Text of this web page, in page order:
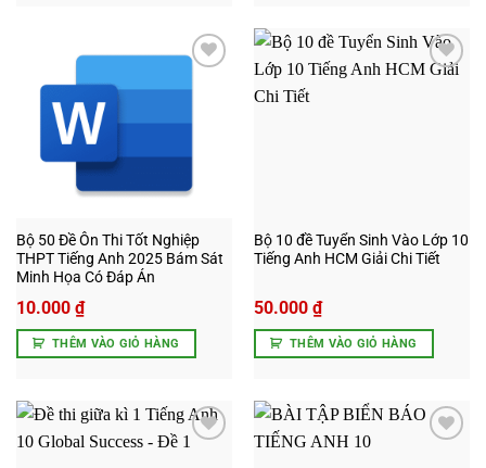
Bộ 50 Đề Ôn Thi Tốt Nghiệp
THPT Tiếng Anh 2025 Bám Sát
Minh Họa Có Đáp Án
10.000 ₫
THÊM VÀO GIỎ HÀNG
Bộ 10 đề Tuyển Sinh Vào Lớp 10
Tiếng Anh HCM Giải Chi Tiết
50.000 ₫
THÊM VÀO GIỎ HÀNG